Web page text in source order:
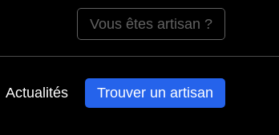
Vous êtes artisan ?
Actualités Trouver un artisan